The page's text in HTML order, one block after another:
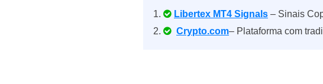
Libertex MT4 Signals – Sinais
Crypto.com– Plataforma com